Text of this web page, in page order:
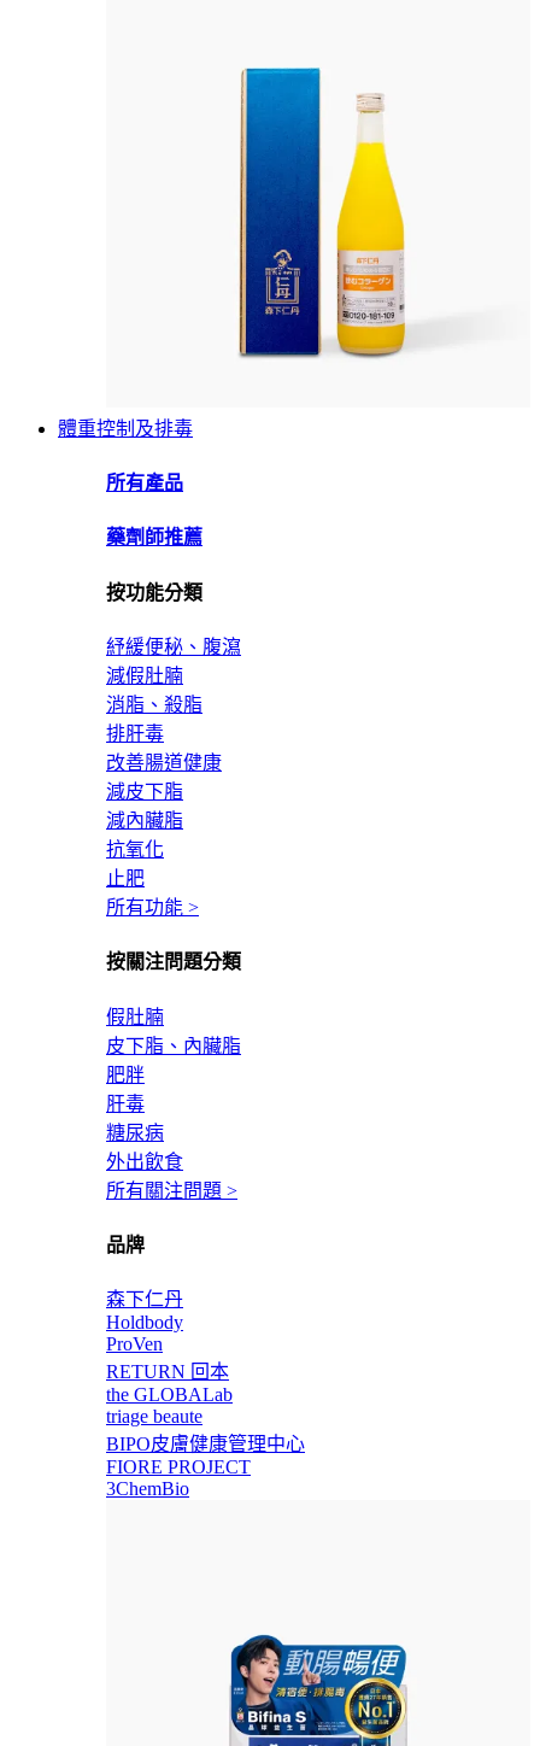
體重控制及排毒
所有產品
藥劑師推薦
按功能分類
紓緩便秘、腹瀉
減假肚腩
消脂、殺脂
排肝毒
改善腸道健康
減皮下脂
減內臟脂
抗氧化
止肥
所有功能 >
按關注問題分類
假肚腩
皮下脂、內臟脂
肥胖
肝毒
糖尿病
外出飲食
所有關注問題 >
品牌
森下仁丹
Holdbody
ProVen
RETURN 回本
the GLOBALab
triage beaute
BIPO皮膚健康管理中心
FIORE PROJECT
3ChemBio